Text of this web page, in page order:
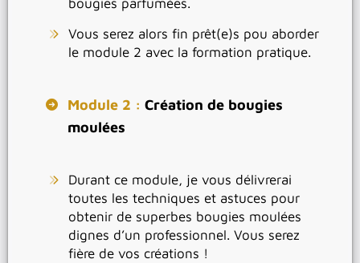
bougies parfumées.
Vous serez alors fin prêt(e)s pou aborder
le module 2 avec la formation pratique.
Module 2 : Création de bougies
moulées
Durant ce module, je vous délivrerai
toutes les techniques et astuces pour
obtenir de superbes bougies moulées
dignes d’un professionnel. Vous serez
fière de vos créations !